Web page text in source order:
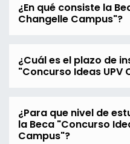
¿En qué consiste la
Changelle Campus"?
¿Cuál es el plazo de
"Concurso Ideas UPV
¿Para que nivel de
la Beca "Concurso
Campus"?